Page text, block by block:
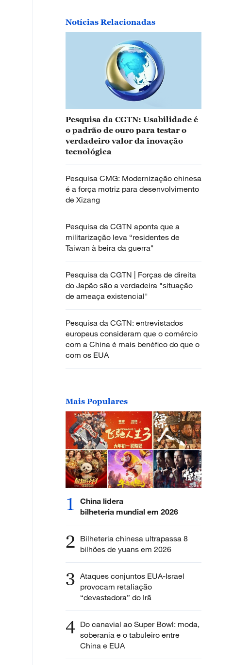
Notícias Relacionadas
Pesquisa da CGTN: Usabilidade é
o padrão de ouro para testar o
verdadeiro valor da inovação
tecnológica
Pesquisa CMG: Modernização chinesa
é a força motriz para desenvolvimento
de Xizang
Pesquisa da CGTN aponta que a
militarização leva “residentes de
Taiwan à beira da guerra"
Pesquisa da CGTN | Forças de direita
do Japão são a verdadeira "situação
de ameaça existencial"
Pesquisa da CGTN: entrevistados
europeus consideram que o comércio
com a China é mais benéfico do que o
com os EUA
Mais Populares
1
China lidera
bilheteria mundial em 2026
2 Bilheteria chinesa ultrapassa 8
bilhões de yuans em 2026
3 Ataques conjuntos EUA-Israel
provocam retaliação
“devastadora” do Irã
4 Do canavial ao Super Bowl: moda,
soberania e o tabuleiro entre
China e EUA